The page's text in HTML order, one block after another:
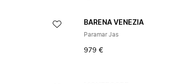
BARENA VENEZIA
Paramar Jas
979 €